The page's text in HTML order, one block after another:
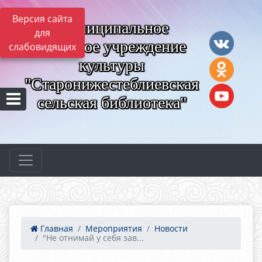
Версия сайта
для
слабовидящих
Муниципальное
казённое учреждение
культуры
"Старонижестеблиевская
сельская библиотека"
Главная Мероприятия
Новости
"Не отнимай у себя зав...